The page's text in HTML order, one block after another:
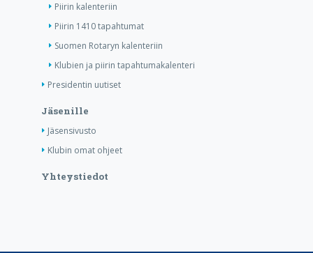
Piirin kalenteriin
Piirin 1410 tapahtumat
Suomen Rotaryn kalenteriin
Klubien ja piirin tapahtumakalenteri
Presidentin uutiset
Jäsenille
Jäsensivusto
Klubin omat ohjeet
Yhteystiedot